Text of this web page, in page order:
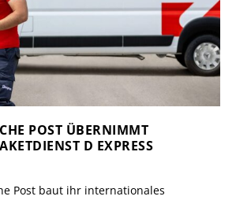
POST ÜBERNIMMT
D EXPRESS
Post baut ihr internationales